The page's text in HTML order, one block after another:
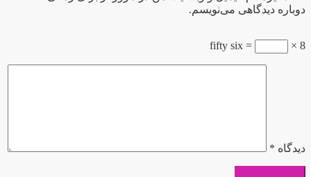
دوباره دیدگاهی می‌نویسم.
8 ×
= fifty six
دیدگاه *